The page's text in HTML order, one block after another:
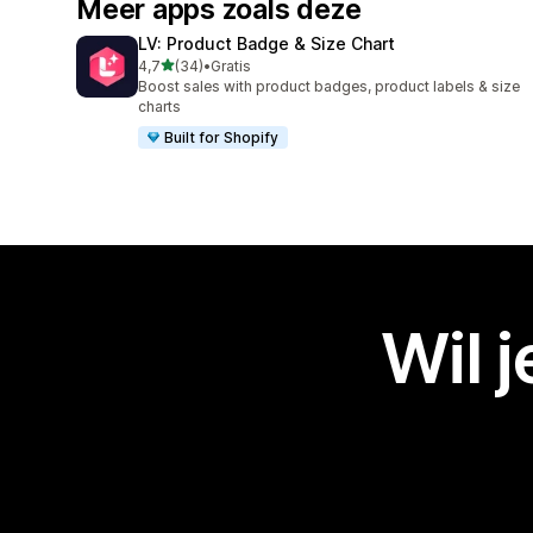
Meer apps zoals deze
LV: Product Badge & Size Chart
4,7van 5 sterren
(34)
34 recensies in totaal
•Gratis
Boost sales with product badges, product labels & size
charts
Built for Shopify
Wil